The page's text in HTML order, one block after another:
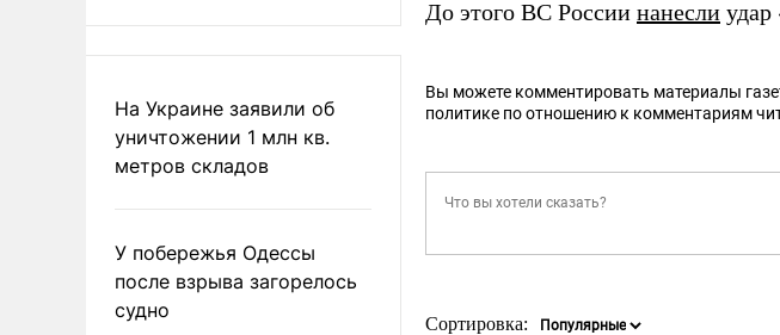
На Украине заявили об
уничтожении 1 млн кв.
метров складов
У побережья Одессы
после взрыва загорелось
судно
До этого ВС России нанесли
Вы можете комментировать материалы
политике по отношению к комментариям
Сортировка: